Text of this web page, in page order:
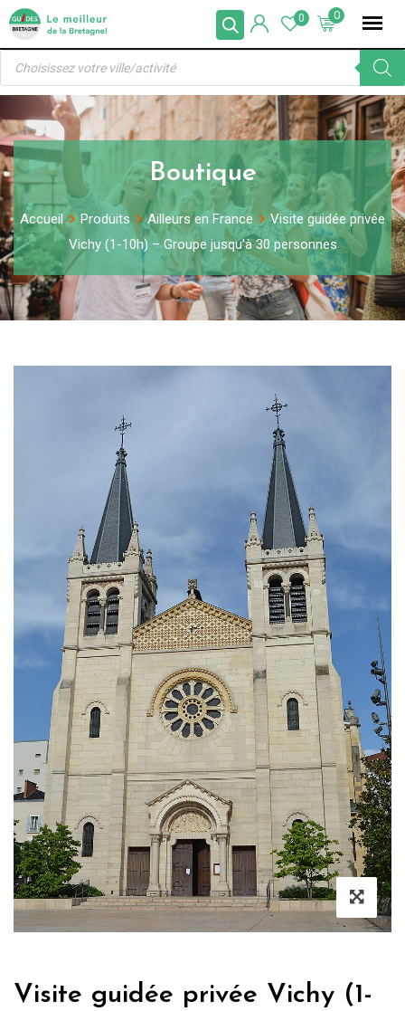
Skip
content
0
0
Recherche
produits
Boutique
Accueil Produits Ailleurs en France
Visite guidée privée
Vichy (1-10h) – Groupe jusqu’à 30 personnes
Visite guidée privée Vichy (1-